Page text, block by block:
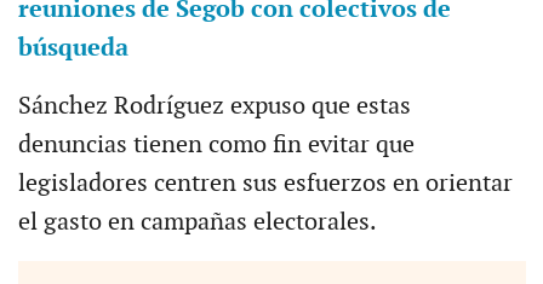
reuniones de Segob con colectivos de
búsqueda
Sánchez Rodríguez expuso que estas
denuncias tienen como fin evitar que
legisladores centren sus esfuerzos en orientar
el gasto en campañas electorales.